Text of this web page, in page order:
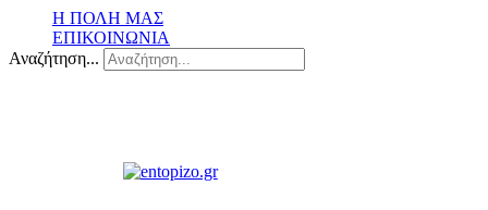
Η ΠΟΛΗ ΜΑΣ
ΕΠΙΚΟΙΝΩΝΙΑ
Αναζήτηση...